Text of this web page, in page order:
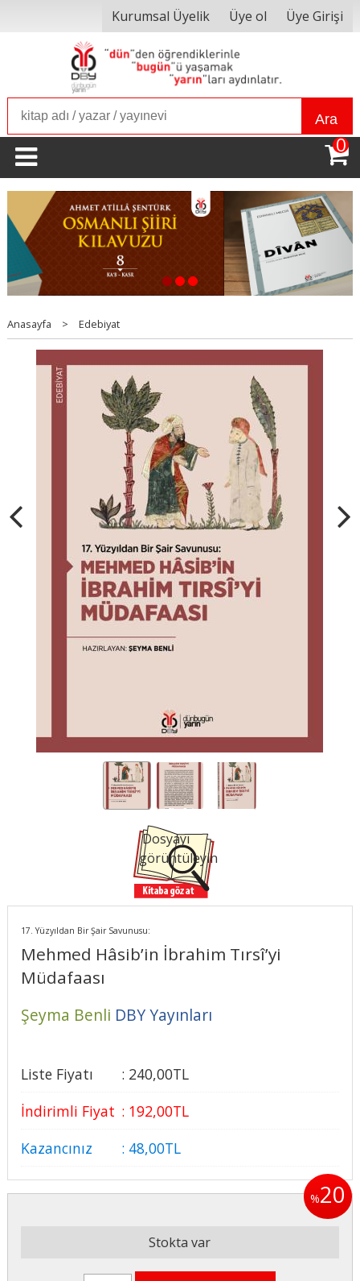
Kurumsal Üyelik Üye ol Üye Girişi
Ara
0
1 2 3
Anasayfa > Edebiyat
Dosyayı
görüntüleyin
17. Yüzyıldan Bir Şair Savunusu:
Mehmed Hâsib’in İbrahim Tırsî’yi
Müdafaası
Şeyma Benli DBY Yayınları
Liste Fiyatı : 240,00TL
İndirimli Fiyat : 192,00TL
Kazancınız
: 48,00TL
%20
Stokta var